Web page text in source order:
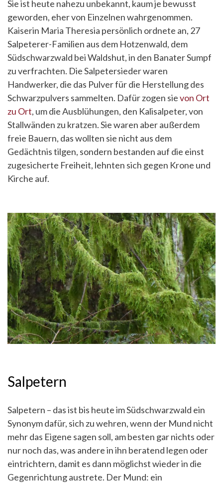
Sie ist heute nahezu unbekannt, kaum je bewusst
geworden, eher von Einzelnen wahrgenommen.
Kaiserin Maria Theresia persönlich ordnete an, 27
Salpeterer-Familien aus dem Hotzenwald, dem
Südschwarzwald bei Waldshut, in den Banater Sumpf
zu verfrachten. Die Salpetersieder waren
Handwerker, die das Pulver für die Herstellung des
Schwarzpulvers sammelten. Dafür zogen sievon Ort
zu Ort, um die Ausblühungen, den Kalisalpeter, von
Stallwänden zu kratzen. Sie waren aber außerdem
freie Bauern, das wollten sie nicht aus dem
Gedächtnis tilgen, sondern bestanden auf die einst
zugesicherte Freiheit, lehnten sich gegen Krone und
Kirche auf.
Salpetern
Salpetern – das ist bis heute im Südschwarzwald ein
Synonym dafür, sich zu wehren, wenn der Mund nicht
mehr das Eigene sagen soll, am besten gar nichts oder
nur noch das, was andere in ihn beratend legen oder
eintrichtern, damit es dann möglichst wieder in die
Gegenrichtung austrete. Der Mund: ein